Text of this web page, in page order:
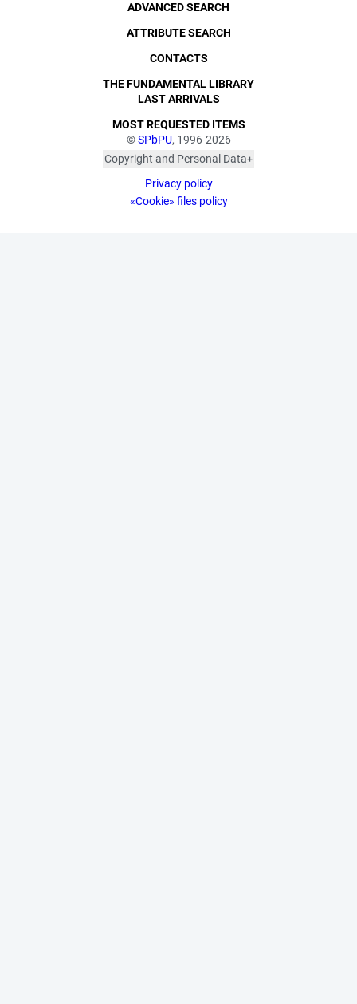
©SPbPU, 1996-2026
Copyright and Personal Data
published with the
consent of the individuals
Privacy policy
«Cookie» files policy
ADVANCED SEARCH
ATTRIBUTE SEARCH
CONTACTS
THE FUNDAMENTAL LIBRARY
LAST ARRIVALS
MOST REQUESTED ITEMS